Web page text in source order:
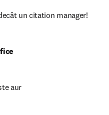
un citation manager!
aur